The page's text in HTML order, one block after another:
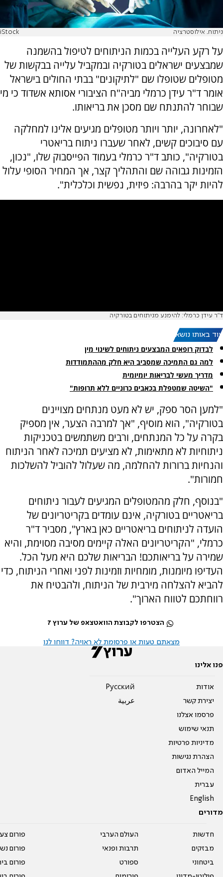
ניתוח. אילוסטרציה iStock
על רקע העלייה בכמות הניתוחים לטיפול בהשמנה
שמבצעים ישראלים בטורקיה ובמקביל עלייה בבקשות של
מטופלים שטופלו שם "לתיקונים" בבתי החולים בישראל
אומר ד"ר עידן כרמלי מביה"ח הציבורי אסותא אשדוד כי מי
שבוחר להתנתח שם מסכן את בריאותו.
"לאחרונה, יותר ויותר מטופלים מגיעים אלינו למחלקה
עם סיבוכים קשים, לאחר שעברו ניתוח בריאטרי
בטורקיה", כותב ד"ר כרמלי בעמוד הפייסבוק שלו, "נכון,
הזמינות גבוהה שם והתהליך קצר, אך המחיר הסופי עלול
להיות יקר בהרבה: פיזית, נפשית וכלכלית".
ד"ר עידן כרמלי: להימנע מניתוחים בטורקיה
עוד באותו נושא:
לבדוק רופאים המבצעים ניתוחים לשינוי מין
למה גם התמיכה שמסביב היא חלק מההתמודדות
מדריך מעשי לבריאות יומיומית
"השיטה שמטפלת בכאבים כרוניים ללא תרופות"
"למען הסר ספק, יש לא מעט מנתחים מצויינים
בטורקיה", הוא מוסיף, "אך למרבה הצער, אין מספיק
בקרה על כל המנתחים, ורבים משתמשים בטכניקות
ניתוחיות לא מתאימות, לא מציעים תמיכה לאחר הניתוח
והנחיות ברורות להחלמה, מה שעלול להוביל להשלכות
חמורות".
"בנוסף, חלק מהמטופלים המגיעים לעבור ניתוחים
בריאטריים בטורקיה, אינם עומדים בקריטריונים של
הועדה לניתוחים בריאטריים כאן בארץ", מסביר ד"ר
כרמלי, "הקריטריונים האלה קיימים מסיבה מסוימת, והיא
שמירה על בריאותכם! הבריאות שלכם היא מעל הכל.
העדיפו מיומנות, מומחיות וזמינות לפני ואחרי הניתוח, כדי
להביא להצלחה מירבית של הניתוח, ולהבטיח את
רווחתכם לטווח הארוך".
הצטרפו לקבוצת הוואטצאפ של ערוץ 7
מצאתם טעות או פרסומת לא ראויה? דווחו לנו
פנו אלינו
אודות
יצירת קשר
פרסמו אצלנו
תנאי שימוש
מדיניות פרטיות
הצהרת נגישות
המייל האדום
עברית
English
Pусский
عربية
מדורים
חדשות
מבזקים
ביטחוני
העולם הערבי
תרבות ופנאי
ספורט
פורום
פורום
פורום